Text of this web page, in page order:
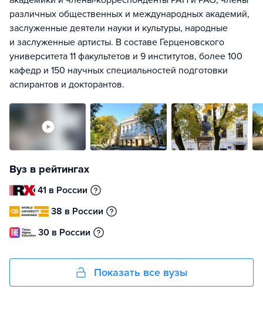
различных общественных и международных академий,
заслуженные деятели науки и культуры, народные
и заслуженные артисты. В составе Герценовского
университета 11 факультетов и 9 институтов, более 100
кафедр и 150 научных специальностей подготовки
аспирантов и докторантов.
Вуз в рейтингах
41 в России
38 в России
30 в России
Показать все вузы